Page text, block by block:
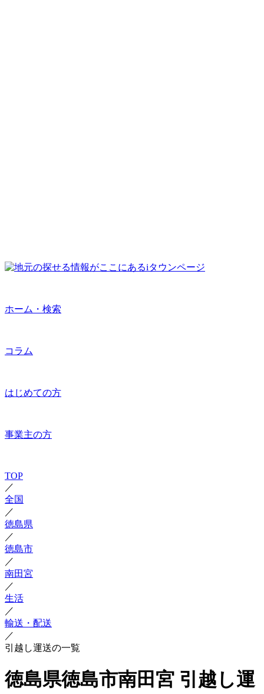
ホーム・検索
コラム
はじめての方
事業主の方
TOP
／
全国
／
徳島県
／
徳島市
／
南田宮
／
生活
／
輸送・配送
／
引越し運送の一覧
徳島県徳島市南田宮 引越し運